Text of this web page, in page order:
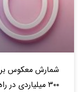
شمارش معکوس
۳۰۰ میلیاردی در راه فرابورس